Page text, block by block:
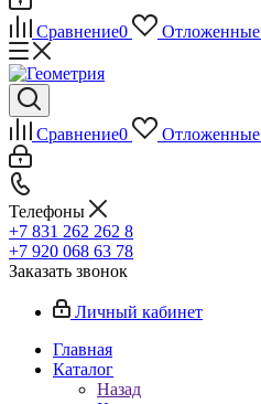
Сравнение0 Отложенные
Сравнение0 Отложенные
Телефоны
+7 831 262 262 8
+7 920 068 63 78
Заказать звонок
Личный кабинет
Главная
Каталог
Назад